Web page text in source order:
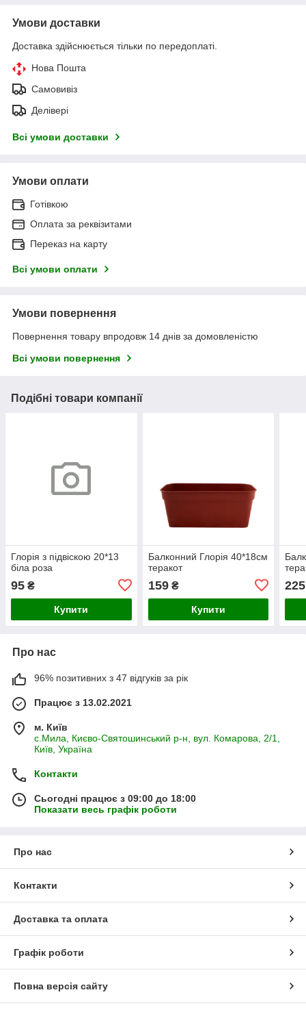
Умови доставки
Доставка здійснюється тільки по передоплаті.
Нова Пошта
Самовивіз
Делівері
Всі умови доставки
Умови оплати
Готівкою
Оплата за реквізитами
Переказ на карту
Всі умови оплати
Умови повернення
Повернення товару впродовж 14 днів за домовленістю
Всі умови повернення
Подібні товари компанії
Глорія з підвіскою 20*13
біла роза
95 ₴
Купити
Балконний Глорія 40*18см
теракот
159₴
Купити
225
Про нас
96% позитивних з 47 відгуків за рік
Працює з 13.02.2021
м. Київ
с.Мила, Києво-Святошинський р-н, вул. Комарова, 2/1,
Київ, Україна
Контакти
Сьогодні працює з 09:00 до 18:00
Показати весь графік роботи
Про нас
Контакти
Доставка та оплата
Графік роботи
Повна версія сайту